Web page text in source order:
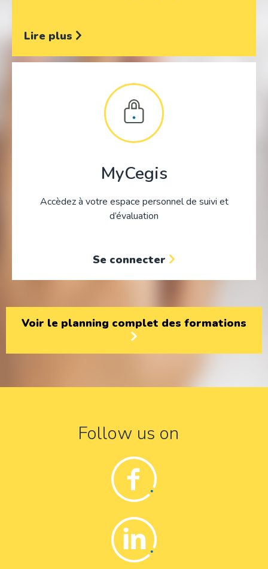
Lire plus
MyCegis
Accèdez à votre espace personnel de suivi et
d’évaluation
Se connecter
Voir le planning complet des formations
Follow us on
Facebook
Linkedin